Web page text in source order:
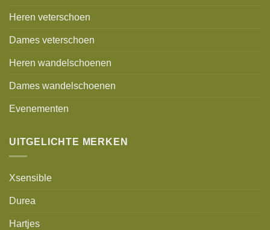
Heren veterschoen
Dames veterschoen
Heren wandelschoenen
Dames wandelschoenen
Evenementen
UITGELICHTE MERKEN
Xsensible
Durea
Hartjes